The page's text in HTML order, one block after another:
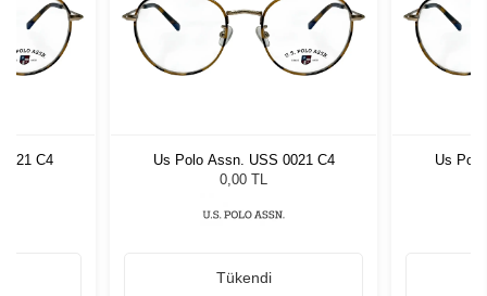
C4
Us Polo Assn. USS 0021 C4
0,00 TL
Tükendi
Us